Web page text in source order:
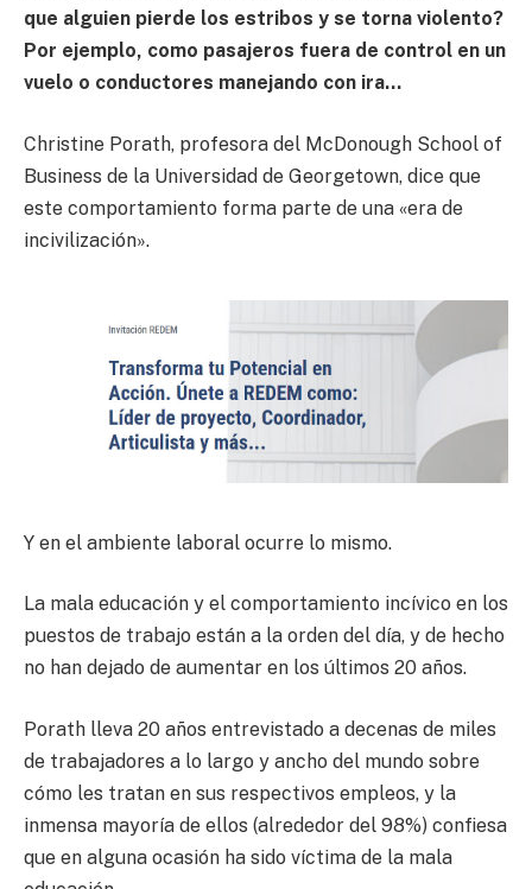
que alguien pierde los estribos y se torna violento?
Por ejemplo, como pasajeros fuera de control en un
vuelo o conductores manejando con ira…
Christine Porath, profesora del McDonough School of
Business de la Universidad de Georgetown, dice que
este comportamiento forma parte de una «era de
incivilización».
Y en el ambiente laboral ocurre lo mismo.
La mala educación y el comportamiento incívico en los
puestos de trabajo están a la orden del día, y de hecho
no han dejado de aumentar en los últimos 20 años.
Porath lleva 20 años entrevistado a decenas de miles
de trabajadores a lo largo y ancho del mundo sobre
cómo les tratan en sus respectivos empleos, y la
inmensa mayoría de ellos (alrededor del 98%) confiesa
que en alguna ocasión ha sido víctima de la mala